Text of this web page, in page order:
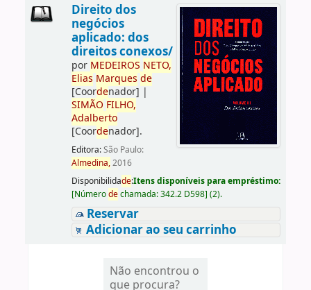
Direito dos
negócios
aplicado: dos
direitos conexos/
por MEDEIROS NETO,
Elias Marques de
[Coordenador] |
SIMÃO FILHO,
Adalberto
[Coordenador].
Editora:São Paulo:
Almedina,2016
Disponibilidade:Itens disponíveis para empréstimo:
[Númerodechamada:342.2 D598] (2).
Reservar
Adicionar ao seu carrinho
Não encontrou o
que procura?